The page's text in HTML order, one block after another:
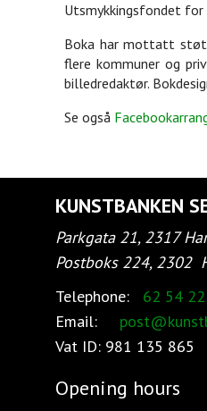
Utsmykkingsfondet for
Boka har mottatt
flere kommuner og
billedredaktør.
Se også
KUNSTBANKEN
Parkgata 21, 2317
Postboks 224, 2302
Telephone:
62 54
Email:
Vat ID: 981 135 865
Opening hours